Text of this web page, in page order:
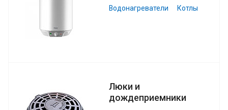
Водонагреватели Котлы
Люки и
дождеприемники